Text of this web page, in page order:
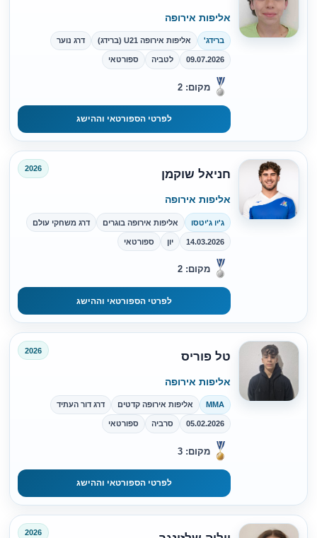
אליפות אירופה
ברידג' אליפות אירופה U21 (ברידג) דרג נוער
09.07.2026 לטביה ספורטאי
מקום: 2
לפרטי הספורטאי וההישג
חניאל שוקמן 2026
אליפות אירופה
ג'יו ג'יטסו אליפות אירופה בוגרים דרג משחקי עולם
14.03.2026 יון ספורטאי
מקום: 2
לפרטי הספורטאי וההישג
טל פוריס 2026
אליפות אירופה
MMA אליפות אירופה קדטים דרג דור העתיד
05.02.2026 סרביה ספורטאי
מקום: 3
לפרטי הספורטאי וההישג
2026